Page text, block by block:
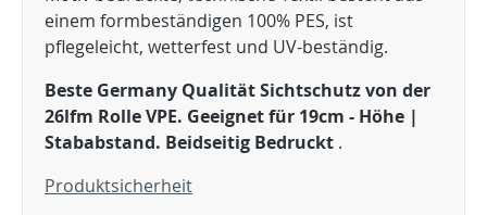
einem formbeständigen 100% PES, ist
pflegeleicht, wetterfest und UV-beständig.
Beste Germany QualitätSichtschutz von der
26lfm Rolle VPE. Geeignet für 19cm - Höhe |
Stababstand. Beidseitig Bedruckt .
Produktsicherheit